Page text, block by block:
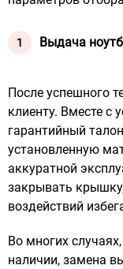
Выдача
После успешного
клиенту. Вместе с
гарантийный
установленную
аккуратной
закрывать
воздействий
Во многих
наличии, замена